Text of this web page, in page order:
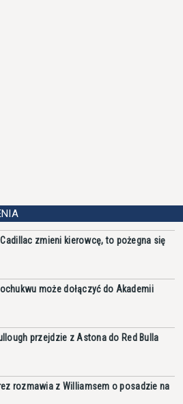
zmieni kierowcę, to pożegna się
może dołączyć do Akademii
przejdzie z Astona do Red Bulla
rozmawia z Williamsem o posadzie na